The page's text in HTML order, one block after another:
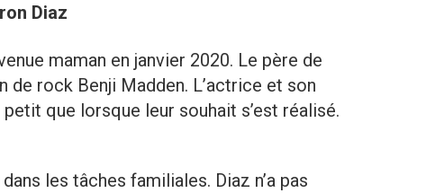
Diaz
maman en janvier 2020. Le père de
de rock Benji Madden. L’actrice et son
que lorsque leur souhait s’est réalisé.
les tâches familiales. Diaz n’a pas